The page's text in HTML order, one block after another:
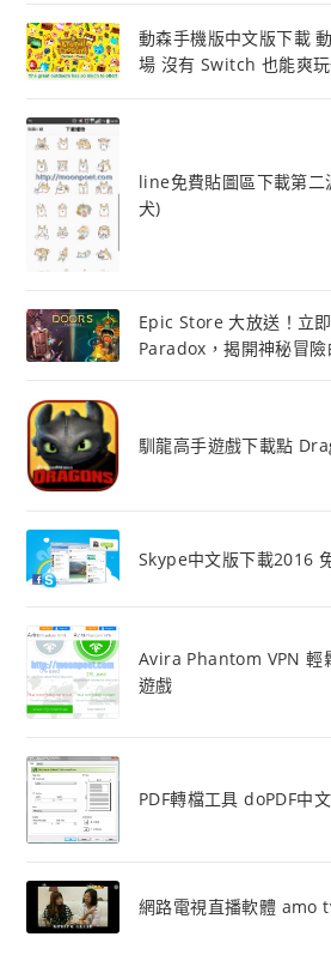
動森手機版中文版下載
場 沒有 Switch 也能爽
line免費貼圖區下載第
犬)
Epic Store 大放送！立
Paradox，揭開神秘冒險
馴龍高手遊戲下載點
Skype中文版下載2016
Avira Phantom VPN 輕
遊戲
PDF轉檔工具 doPDF中
網路電視直播軟體 amo